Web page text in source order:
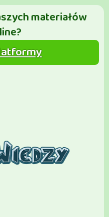
materiałów